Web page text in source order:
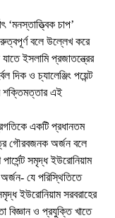
‘মনস্তাত্ত্বিক চাপ’
বলে উল্লেখ করে
ইসলামি প্রজাতন্ত্রের
দিক ও চ্যালেঞ্জিং পয়েন্ট
শক্তিমত্তার এই
একটি প্রধানতম
গৌরবজনক অর্জন বলে
সমৃদ্ধ ইউরোনিয়াম
যে পরিস্থিতিতে
ইউরোনিয়াম সরবরাহের
বিজ্ঞান ও প্রযুক্তি খাতে